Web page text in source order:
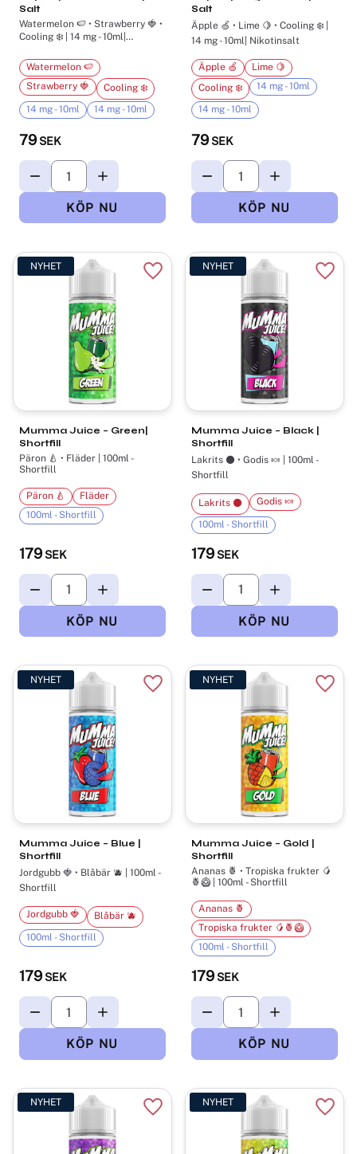
Salt
Watermelon 🍉 • Strawberry 🍓 •
Cooling ❄️ | 14 mg - 10ml|
79 SEK
Watermelon 🍉
Strawberry 🍓
Cooling ❄️
14 mg - 10ml
14 mg - 10ml
Salt
Äpple 🍏 • Lime 🍋 • Cooling ❄️ |
14 mg - 10ml| Nikotinsalt
79 SEK
Äpple 🍏
Lime 🍋
Cooling ❄️
14 mg - 10ml
14 mg - 10ml
Mumma Juice – Green|
Shortfill
Päron 🍐 • Fläder | 100ml -
Shortfill
179 SEK
Päron 🍐
Fläder
100ml - Shortfill
NYHET
Lägg till i favoriter
Mumma Juice – Black |
Shortfill
Lakrits ⚫ • Godis 🍬 | 100ml -
Shortfill
179 SEK
Lakrits ⚫ Godis 🍬
100ml - Shortfill
NYHET
Mumma Juice – Blue |
Shortfill
Jordgubb 🍓 • Blåbär 🫐 | 100ml -
Shortfill
179 SEK
Jordgubb 🍓
Blåbär 🫐
100ml - Shortfill
NYHET
Lägg till i favoriter
Mumma Juice – Gold |
Shortfill
Ananas 🍍 • Tropiska frukter 🥭
🍍🥝 | 100ml - Shortfill
179 SEK
Ananas 🍍
Tropiska frukter 🥭🍍🥝
100ml - Shortfill
NYHET
NYHET
Lägg till i favoriter
NYHET